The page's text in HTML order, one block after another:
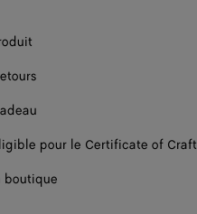
pour le Certificate of Craft
boutique